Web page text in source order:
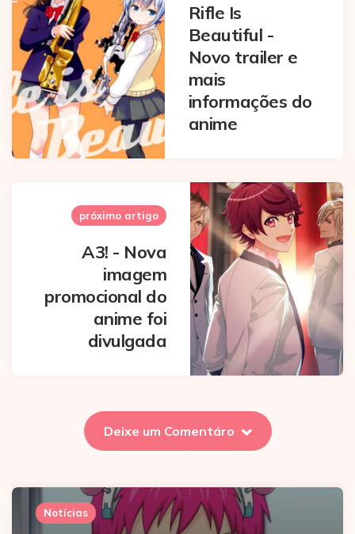
Rifle Is
Beautiful -
Novo trailer e
mais
informações do
anime
próximo artigo
A3! - Nova
imagem
promocional do
anime foi
divulgada
Deixe um Comentáro
Notícias